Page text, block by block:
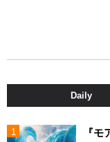
Daily
『